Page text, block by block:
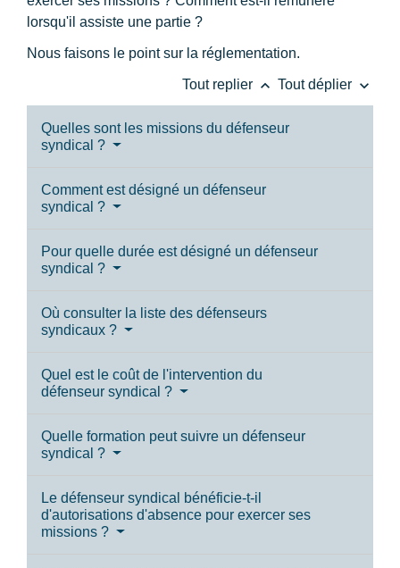
lorsqu'il assiste une partie ?
Nous faisons le point sur la réglementation.
Tout replier keyboard_arrow_up Tout déplier keyboard_arrow_down
Quelles sont les missions du défenseur
syndical ?
Comment est désigné un défenseur
syndical ?
Pour quelle durée est désigné un défenseur
syndical ?
Où consulter la liste des défenseurs
syndicaux ?
Quel est le coût de l'intervention du
défenseur syndical ?
Quelle formation peut suivre un défenseur
syndical ?
Le défenseur syndical bénéficie-t-il
d'autorisations d'absence pour exercer ses
missions ?